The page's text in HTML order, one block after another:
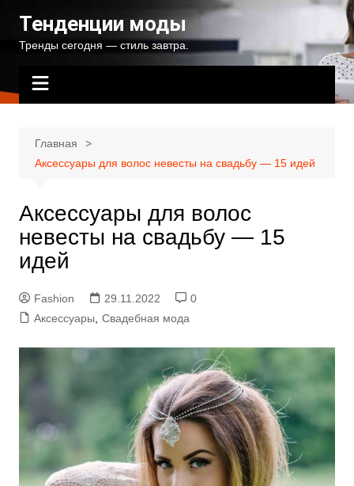
содержимому
Тенденции моды
Тренды сегодня — стиль завтра.
Главная
Аксессуары для волос невесты на свадьбу — 15 идей
Аксессуары для волос
невесты на свадьбу — 15
идей
Fashion 29.11.2022
0
Аксессуары
Свадебная мода